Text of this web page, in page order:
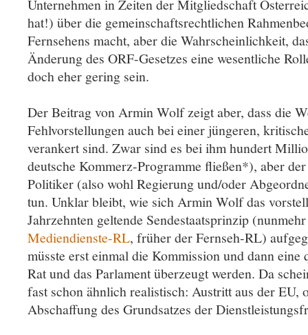
Unternehmen in Zeiten der Mitgliedschaft
hat!) über die gemeinschaftsrechtlichen
Fernsehens macht, aber die Wahrscheinlichkeit,
Änderung des ORF-Gesetzes eine wesentliche
doch eher gering sein.
Der Beitrag von Armin Wolf zeigt aber, dass die
Fehlvorstellungen auch bei einer jüngeren,
verankert sind. Zwar sind es bei ihm hundert
deutsche Kommerz-Programme fließen*), aber
Politiker (also wohl Regierung und/oder
tun. Unklar bleibt, wie sich Armin Wolf das
Jahrzehnten geltende Sendestaatsprinzip
Mediendienste-RL, früher der Fernseh-RL)
müsste erst einmal die Kommission und dann
Rat und das Parlament überzeugt werden. Da
fast schon ähnlich realistisch: Austritt aus der EU,
Abschaffung des Grundsatzes der